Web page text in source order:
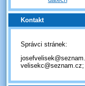
Kontakt
Správci stránek:
velisekc@seznam.cz;